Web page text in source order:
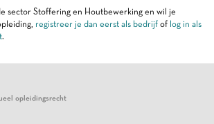
sector Stoffering en Houtbewerking en wil je
registreer je dan eerst als bedrijf of log in als
.
opleidingsrecht